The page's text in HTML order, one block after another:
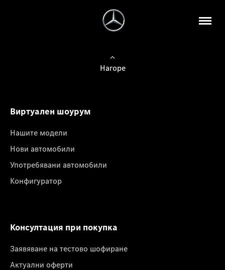
Нагоре
Виртуален шоурум
Нашите модели
Нови автомобили
Употребявани автомобили
Конфигуратор
Консултация при покупка
Заявяване на тестово шофиране
Актуални оферти